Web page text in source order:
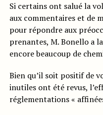
Si certains ont salué la
aux commentaires et de
pour répondre aux
prenantes, M. Bonello a
encore beaucoup de
Bien qu’il soit positif de
inutiles ont été revus,
réglementations «